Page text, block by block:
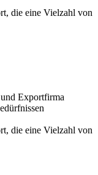
die eine Vielzahl von
Exportfirma
die eine Vielzahl von